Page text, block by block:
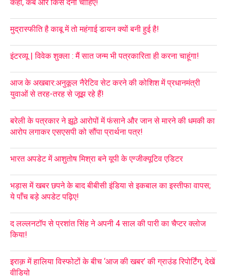
कहाँ, कब और किसे देनी चाहिए!
मुद्रास्फीति है काबू में तो महंगाई डायन क्यों बनी हुई है!
इंटरव्यू | विवेक शुक्ला : मैं सात जन्म भी पत्रकारिता ही करना चाहूंगा!
आज के अखबार:अनुकूल नैरेटिव सेट करने की कोशिश में प्रधानमंत्री
युवाओं से तरह-तरह से जूझ रहे हैं!
बरेली के पत्रकार ने झूठे आरोपों में फंसाने और जान से मारने की धमकी का
आरोप लगाकर एसएसपी को सौंपा प्रार्थना पत्र!
भारत अपडेट में आशुतोष मिश्रा बने यूपी के एग्जीक्यूटिव एडिटर
भड़ास में खबर छपने के बाद बीबीसी इंडिया से इकबाल का इस्तीफा वापस;
ये पाँच बड़े अपडेट पढ़िए!
द लल्लनटॉप से प्रशांत सिंह ने अपनी 4 साल की पारी का चैप्टर क्लोज
किया!
इराक़ में हालिया विस्फोटों के बीच ‘आज की खबर’ की ग्राउंड रिपोर्टिंग, देखें
वीडियो